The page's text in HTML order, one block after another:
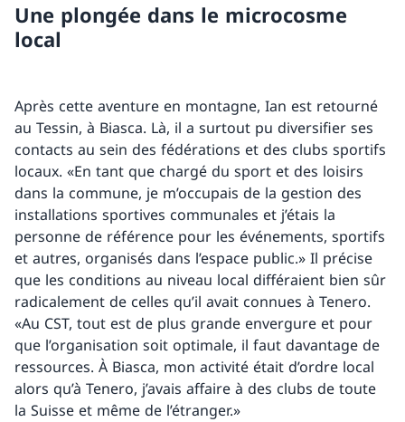
Une plongée dans le microcosme
local
Après cette aventure en montagne, Ian est retourné
au Tessin, à Biasca. Là, il a surtout pu diversifier ses
contacts au sein des fédérations et des clubs sportifs
locaux. «En tant que chargé du sport et des loisirs
dans la commune, je m’occupais de la gestion des
installations sportives communales et j’étais la
personne de référence pour les événements, sportifs
et autres, organisés dans l’espace public.» Il précise
que les conditions au niveau local différaient bien sûr
radicalement de celles qu’il avait connues à Tenero.
«Au CST, tout est de plus grande envergure et pour
que l’organisation soit optimale, il faut davantage de
ressources. À Biasca, mon activité était d’ordre local
alors qu’à Tenero, j’avais affaire à des clubs de toute
la Suisse et même de l’étranger.»